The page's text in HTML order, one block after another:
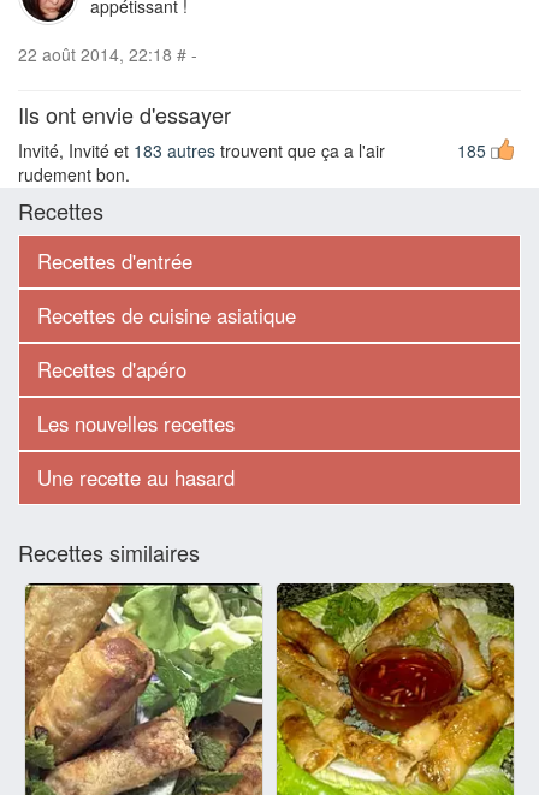
appétissant !
22 août 2014, 22:18 # -
Ils ont envie d'essayer
185
Invité, Invité et 183 autres trouvent que ça a l'air
rudement bon.
Recettes
Recettes d'entrée
Recettes de cuisine asiatique
Recettes d'apéro
Les nouvelles recettes
Une recette au hasard
Recettes similaires